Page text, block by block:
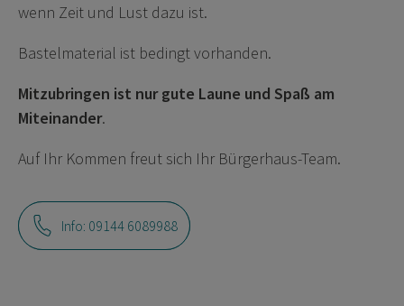
wenn Zeit und Lust dazu ist.
Bastelmaterial ist bedingt vorhanden.
Mitzubringen ist nur gute Laune und Spaß am
Miteinander.
Auf Ihr Kommen freut sich Ihr Bürgerhaus-Team.
Info: 09144 6089988